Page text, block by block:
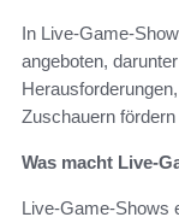
In Live-Game-
angeboten,
Zuschauern
Was macht Live-
Live-Game-Shows